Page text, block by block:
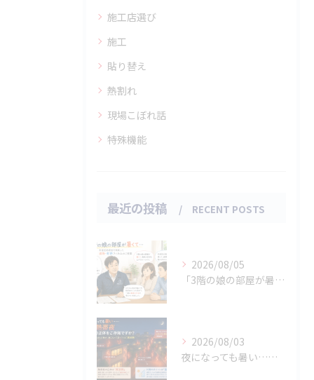
施工店選び
施工
貼り替え
熱割れ
現場こぼれ話
特殊機能
最近の投稿 RECENT POSTS
2026/08/05
「3階の娘の部屋が暑くて…」杉並区助成金を利用した遮熱・断熱フィルムのご提案
2026/08/03
夜になっても暑い…… その熱帯夜 本当の正体をご存知ですか？